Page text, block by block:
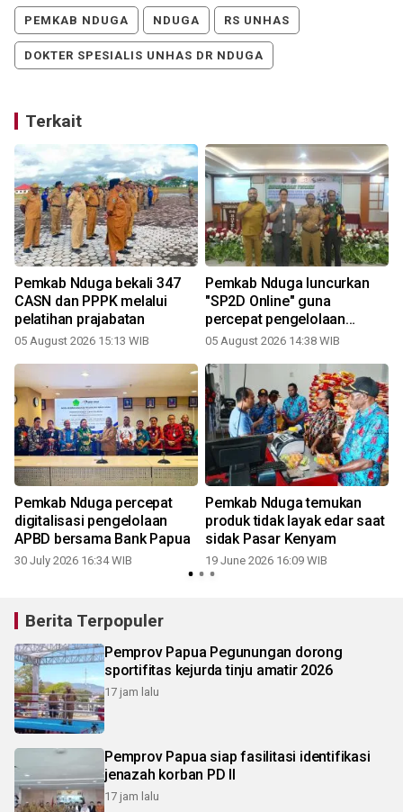
PEMKAB NDUGA NDUGA RS UNHAS
DOKTER SPESIALIS UNHAS DR NDUGA
Terkait
Pemkab Nduga bekali 347
CASN dan PPPK melalui
pelatihan prajabatan
05 August 2026 15:13 WIB
Pemkab Nduga luncurkan
"SP2D Online" guna
percepat pengelolaan
keuangan
05 August 2026 14:38 WIB
Pemkab Nduga percepat
digitalisasi pengelolaan
APBD bersama Bank Papua
30 July 2026 16:34 WIB
Pemkab Nduga temukan
produk tidak layak edar saat
sidak Pasar Kenyam
19 June 2026 16:09 WIB
Berita Terpopuler
Pemprov Papua Pegunungan dorong
sportifitas kejurda tinju amatir 2026
17 jam lalu
Pemprov Papua siap fasilitasi identifikasi
jenazah korban PD II
17 jam lalu